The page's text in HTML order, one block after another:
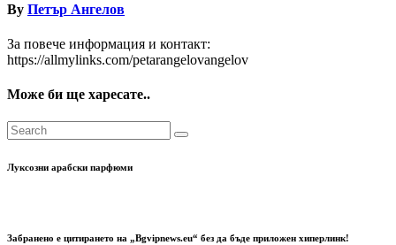
By Петър Ангелов
За повече информация и контакт:
https://allmylinks.com/petarangelovangelov
Може би ще харесате..
Луксозни арабски парфюми
Забранено е цитирането на „Bgvipnews.eu“ без да бъде приложен хиперлинк!